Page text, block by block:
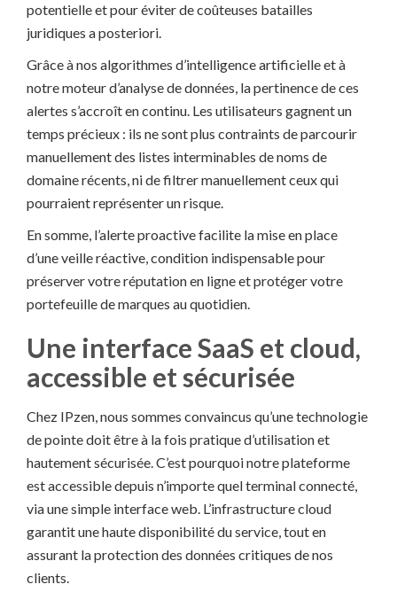
potentielle et pour éviter de coûteuses batailles
juridiques a posteriori.
Grâce à nos algorithmes d’intelligence artificielle et à
notre moteur d’analyse de données, la pertinence de ces
alertes s’accroît en continu. Les utilisateurs gagnent un
temps précieux : ils ne sont plus contraints de parcourir
manuellement des listes interminables de noms de
domaine récents, ni de filtrer manuellement ceux qui
pourraient représenter un risque.
En somme, l’alerte proactive facilite la mise en place
d’une veille réactive, condition indispensable pour
préserver votre réputation en ligne et protéger votre
portefeuille de marques au quotidien.
Une interface SaaS et cloud,
accessible et sécurisée
Chez IPzen, nous sommes convaincus qu’une technologie
de pointe doit être à la fois pratique d’utilisation et
hautement sécurisée. C’est pourquoi notre plateforme
est accessible depuis n’importe quel terminal connecté,
via une simple interface web. L’infrastructure cloud
garantit une haute disponibilité du service, tout en
assurant la protection des données critiques de nos
clients.